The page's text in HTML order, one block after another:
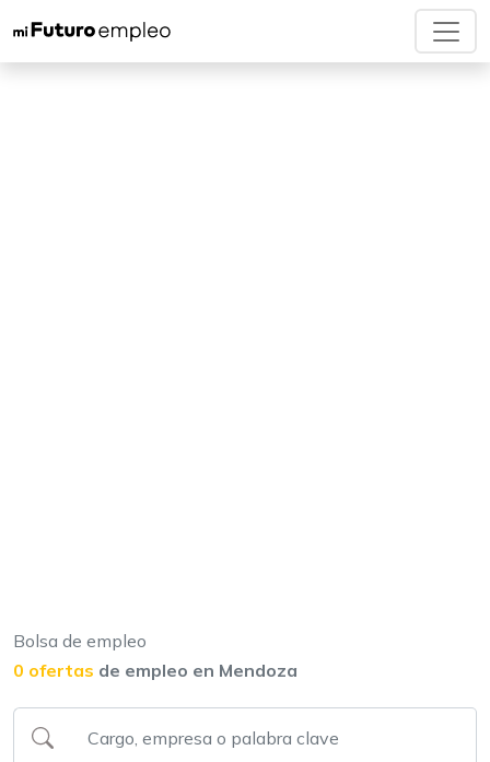
Bolsa de empleo
0 ofertas de empleo en Mendoza